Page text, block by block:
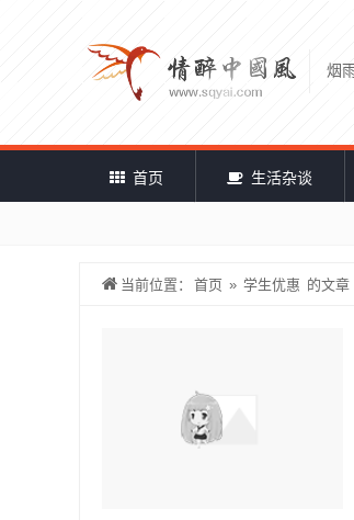
烟
首页 生活杂谈
当前位置： 首页 » 学生优惠 的文章